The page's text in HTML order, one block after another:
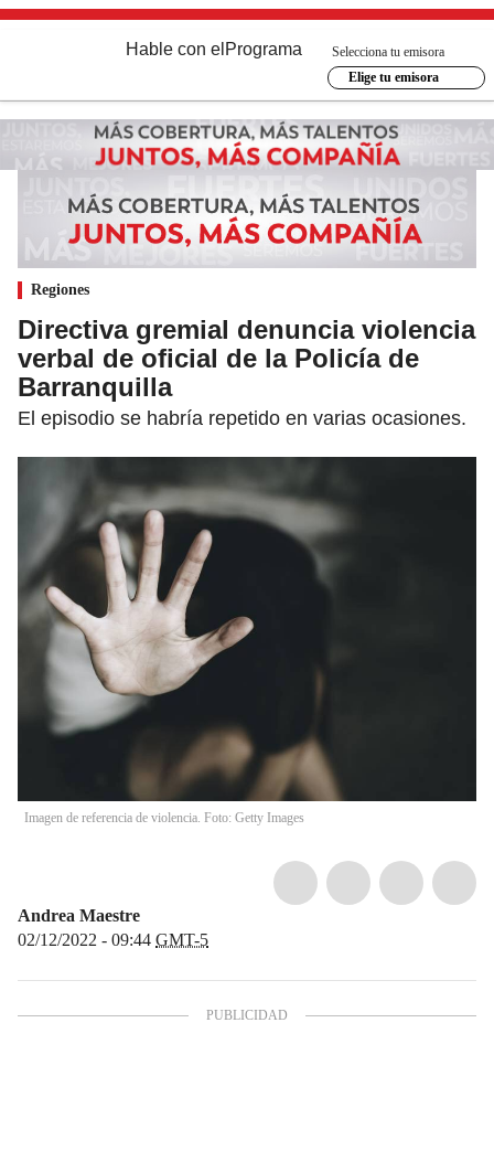
Hable con el Programa
Selecciona tu emisora
Elige tu emisora
Regiones
Directiva gremial denuncia violencia
verbal de oficial de la Policía de
Barranquilla
El episodio se habría repetido en varias ocasiones.
Imagen de referencia de violencia. Foto: Getty Images
Andrea Maestre
02/12/2022 - 09:44 GMT-5